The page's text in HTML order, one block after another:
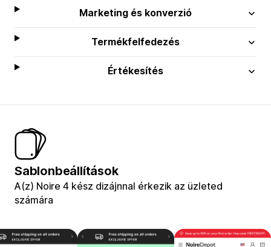
Marketing és konverzió
Termékfelfedezés
Értékesítés
Sablonbeállítások
A(z) Noire 4 kész dizájnnal érkezik az üzleted
számára